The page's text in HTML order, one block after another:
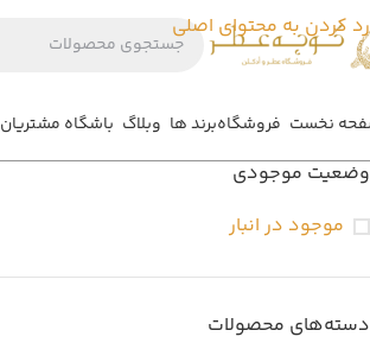
رد کردن به محتوای اصلی
نخست فروشگاهبرند ها وبلاگ باشگاه مشتریان
وضعیت موجودی
موجود در انبار
دسته‌های محصولات